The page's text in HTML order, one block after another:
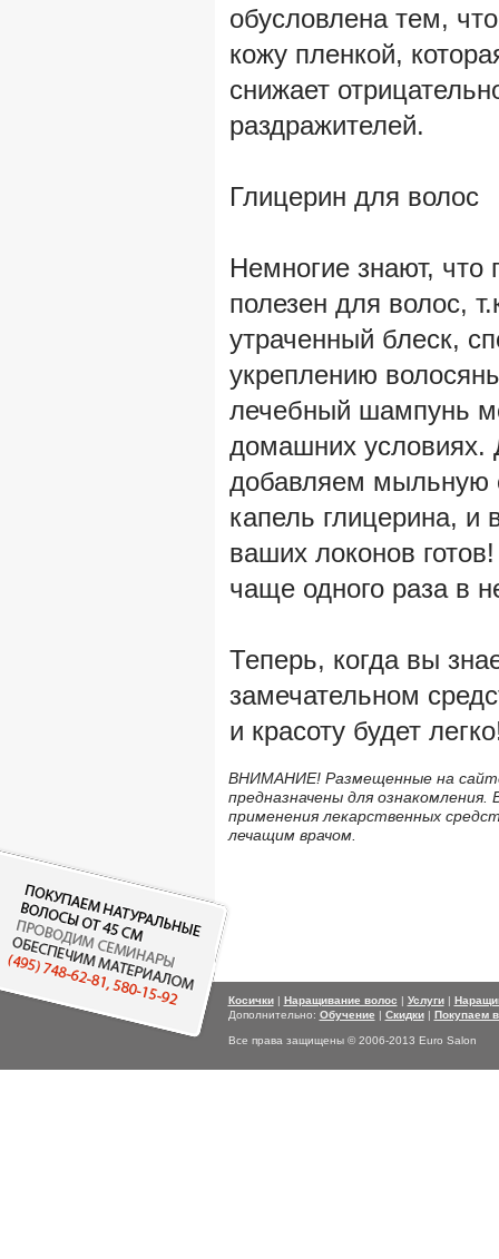
обусловлена тем,
кожу пленкой,
снижает
раздражителей.
Глицерин для волос
Немногие знают, что
полезен для волос,
утраченный блеск,
укреплению
лечебный шампунь
домашних условиях.
добавляем мыльную
капель глицерина, и
ваших локонов
чаще одного раза в
Теперь, когда вы
замечательном
и красоту будет
ВНИМАНИЕ! Размещенные на
предназначены для ознакомления.
применения лекарственных
лечащим врачом.
Косички| Наращивание волос | Услуги|
Дополнительно: Обучение | Скидки| Покупаем
Все права защищены © 2006-2013 Euro Salon